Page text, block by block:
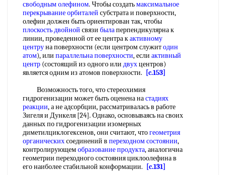
свободным олефином. Чтобы создатьмаксимальное
перекрывание орбиталей субстрата и поверхности,
олефин должен быть ориентирован так, чтобы
плоскость двойной связи былаперпендикулярна к
линии, проведенной от ее центра кактивному
центруна поверхности (если центром служитодин
атом), или параллельна поверхности, если активный
центр (состоящий из одного или двухцентров)
является одним из атомов поверхности.
[c.153]
Возможность того, что стереохимия
гидрогенизации может быть оценена настадиях
реакции, а не адсорбции, рассматривалась в работе
Зигеля и Дункеля [24]. Однако, основываясь на своих
данных по гидрогенизации изомерных
диметилциклогексенов, они считают, чтогеометрия
органическихсоединений в переходном состоянии,
контролирующемобразование продукта, аналогична
геометрии переходного состояния циклоолефина в
его наиболее стабильной конформации.
[c.131]